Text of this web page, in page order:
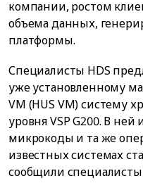
компании, ростом
объема данных,
платформы.
Специалисты HDS
уже установленному
VM (HUS VM) систему
уровня VSP G200. В
микрокоды и та же
известных системах
сообщили специалисты